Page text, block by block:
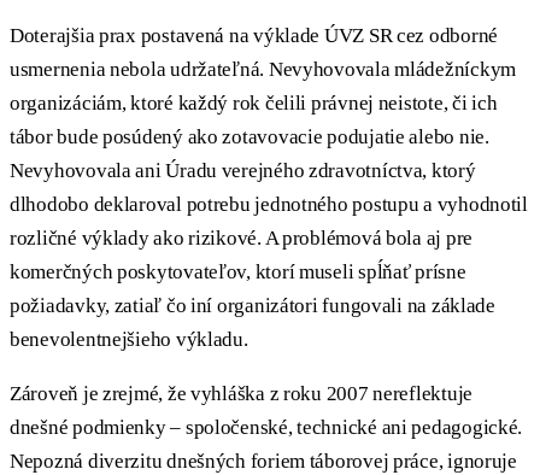
Doterajšia prax postavená na výklade ÚVZ SR cez odborné
usmernenia nebola udržateľná. Nevyhovovala mládežníckym
organizáciám, ktoré každý rok čelili právnej neistote, či ich
tábor bude posúdený ako zotavovacie podujatie alebo nie.
Nevyhovovala ani Úradu verejného zdravotníctva, ktorý
dlhodobo deklaroval potrebu jednotného postupu a vyhodnotil
rozličné výklady ako rizikové. A problémová bola aj pre
komerčných poskytovateľov, ktorí museli spĺňať prísne
požiadavky, zatiaľ čo iní organizátori fungovali na základe
benevolentnejšieho výkladu.
Zároveň je zrejmé, že vyhláška z roku 2007 nereflektuje
dnešné podmienky – spoločenské, technické ani pedagogické.
Nepozná diverzitu dnešných foriem táborovej práce, ignoruje